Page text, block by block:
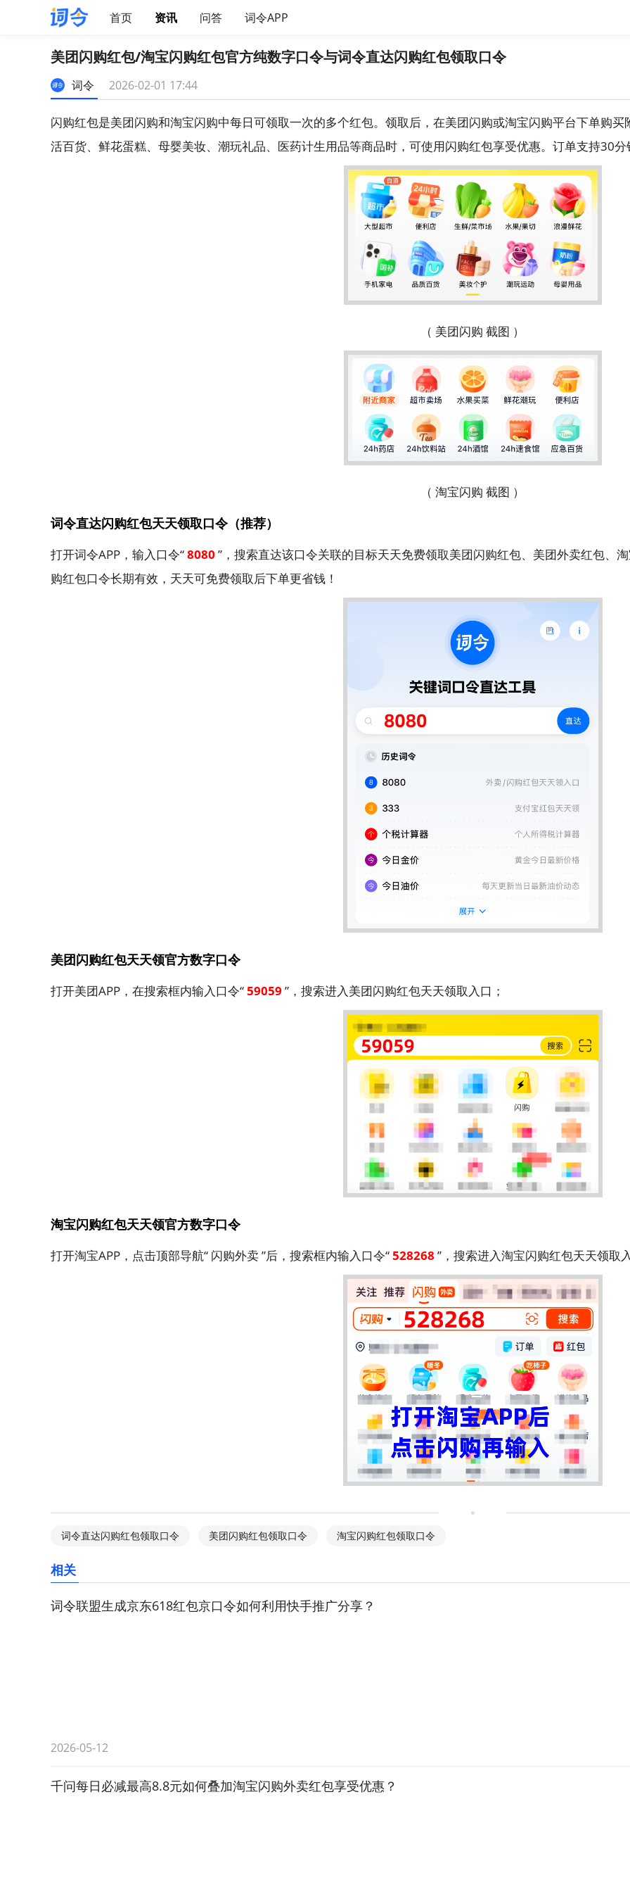
首页 资讯 问答 词令APP
美团闪购红包/淘宝闪购红包官方纯数字口令与词令直达闪购红包领取口令
词令 2026-02-01 17:44
闪购红包是美团闪购和淘宝闪购中每日可领取一次的多个红包。领取后，在美团闪购或淘宝闪购平台下单购
活百货、鲜花蛋糕、母婴美妆、潮玩礼品、医药计生用品等商品时，可使用闪购红包享受优惠。订单支持30
（ 美团闪购 截图 ）
（ 淘宝闪购 截图 ）
词令直达闪购红包天天领取口令（推荐）
打开词令APP，输入口令“8080 ”，搜索直达该口令关联的目标天天免费领取美团闪购红包、美团外卖红包、
购红包口令长期有效，天天可免费领取后下单更省钱！
美团闪购红包天天领官方数字口令
打开美团APP，在搜索框内输入口令“59059 ”，搜索进入美团闪购红包天天领取入口；
淘宝闪购红包天天领官方数字口令
打开淘宝APP，点击顶部导航“ 闪购外卖 ”后，搜索框内输入口令“528268 ”，搜索进入淘宝闪购红包天天领取
词令直达闪购红包领取口令 美团闪购红包领取口令 淘宝闪购红包领取口令
相关
词令联盟生成京东618红包京口令如何利用快手推广分享？
2026-05-12
千问每日必减最高8.8元如何叠加淘宝闪购外卖红包享受优惠？